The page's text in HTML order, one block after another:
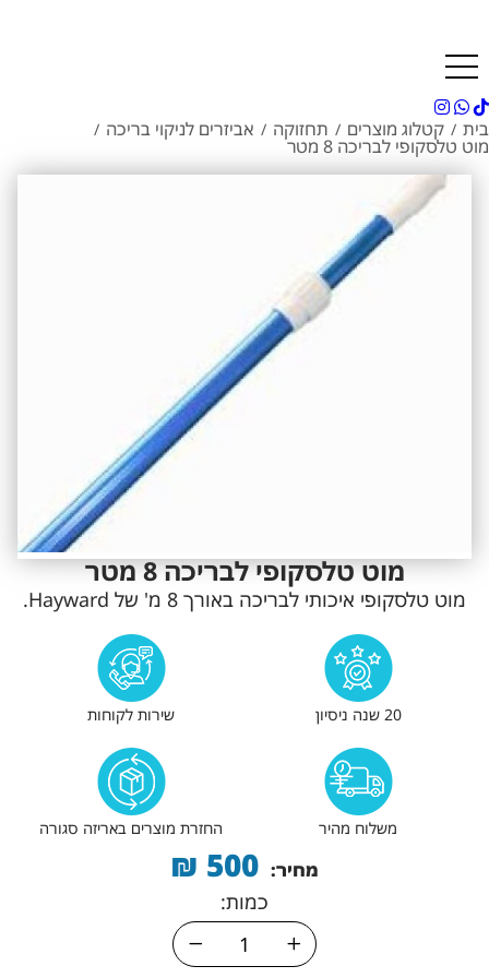
בית / קטלוג מוצרים / תחזוקה / אביזרים לניקוי בריכה /
מוט טלסקופי לבריכה 8 מטר
מוט טלסקופי לבריכה 8 מטר
מוט טלסקופי איכותי לבריכה באורך 8 מ' של Hayward.
20 שנה ניסיון שירות לקוחות
משלוח מהיר החזרת מוצרים באריזה סגורה
מחיר: 500
₪
כמות: